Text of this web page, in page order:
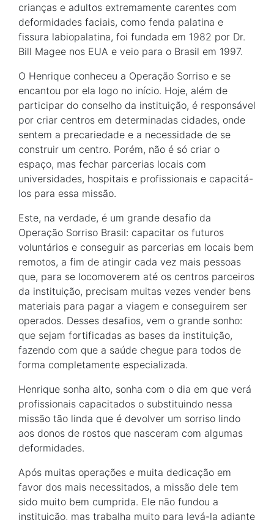
crianças e adultos extremamente carentes com
deformidades faciais, como fenda palatina e
fissura labiopalatina, foi fundada em 1982 por Dr.
Bill Magee nos EUA e veio para o Brasil em 1997.
O Henrique conheceu a Operação Sorriso e se
encantou por ela logo no início. Hoje, além de
participar do conselho da instituição, é responsável
por criar centros em determinadas cidades, onde
sentem a precariedade e a necessidade de se
construir um centro. Porém, não é só criar o
espaço, mas fechar parcerias locais com
universidades, hospitais e profissionais e capacitá-
los para essa missão.
Este, na verdade, é um grande desafio da
Operação Sorriso Brasil: capacitar os futuros
voluntários e conseguir as parcerias em locais bem
remotos, a fim de atingir cada vez mais pessoas
que, para se locomoverem até os centros parceiros
da instituição, precisam muitas vezes vender bens
materiais para pagar a viagem e conseguirem ser
operados. Desses desafios, vem o grande sonho:
que sejam fortificadas as bases da instituição,
fazendo com que a saúde chegue para todos de
forma completamente especializada.
Henrique sonha alto, sonha com o dia em que verá
profissionais capacitados o substituindo nessa
missão tão linda que é devolver um sorriso lindo
aos donos de rostos que nasceram com algumas
deformidades.
Após muitas operações e muita dedicação em
favor dos mais necessitados, a missão dele tem
sido muito bem cumprida. Ele não fundou a
instituição, mas trabalha muito para levá-la adiante